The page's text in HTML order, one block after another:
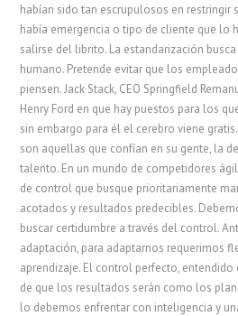
habían sido tan escrupulosos en restringir
había emergencia o tipo de cliente que lo
salirse del librito. La estandarización
humano. Pretende evitar que los
piensen. Jack Stack, CEO Springfield
Henry Ford en que hay puestos para los
sin embargo para él el cerebro viene
son aquellas que confían en su gente, la
talento. En un mundo de competidores
de control que busque prioritariamente
acotados y resultados predecibles.
buscar certidumbre a través del control.
adaptación, para adaptarnos requerimos
aprendizaje. El control perfecto,
de que los resultados serán como los
lo debemos enfrentar con inteligencia y